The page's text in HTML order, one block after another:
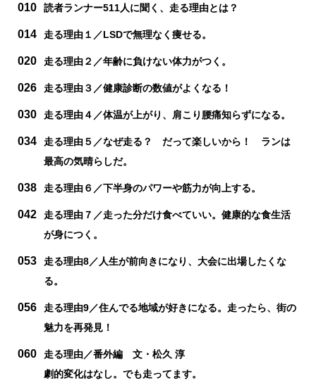
010 読者ランナー511人に聞く、走る理由とは？
014 走る理由１／LSDで無理なく痩せる。
020 走る理由２／年齢に負けない体力がつく。
026 走る理由３／健康診断の数値がよくなる！
030 走る理由４／体温が上がり、肩こり腰痛知らずになる。
034
走る理由５／なぜ走る？ だって楽しいから！ ランは
最高の気晴らしだ。
038 走る理由６／下半身のパワーや筋力が向上する。
042
走る理由７／走った分だけ食べていい。健康的な食生活
が身につく。
053
走る理由8／人生が前向きになり、大会に出場したくな
る。
056
走る理由9／住んでる地域が好きになる。走ったら、街の
魅力を再発見！
060
走る理由／番外編 文・松久 淳
劇的変化はなし。でも走ってます。